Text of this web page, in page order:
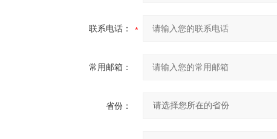
联系电话：
常用邮箱：
省份：